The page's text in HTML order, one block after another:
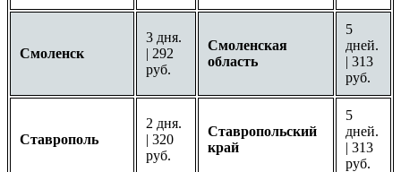
Смоленск
3 дня.
| 292
руб.
Смоленская
область
5
дней.
| 313
руб.
Ставрополь
2 дня.
| 320
руб.
Ставропольский
край
5
дней.
| 313
руб.